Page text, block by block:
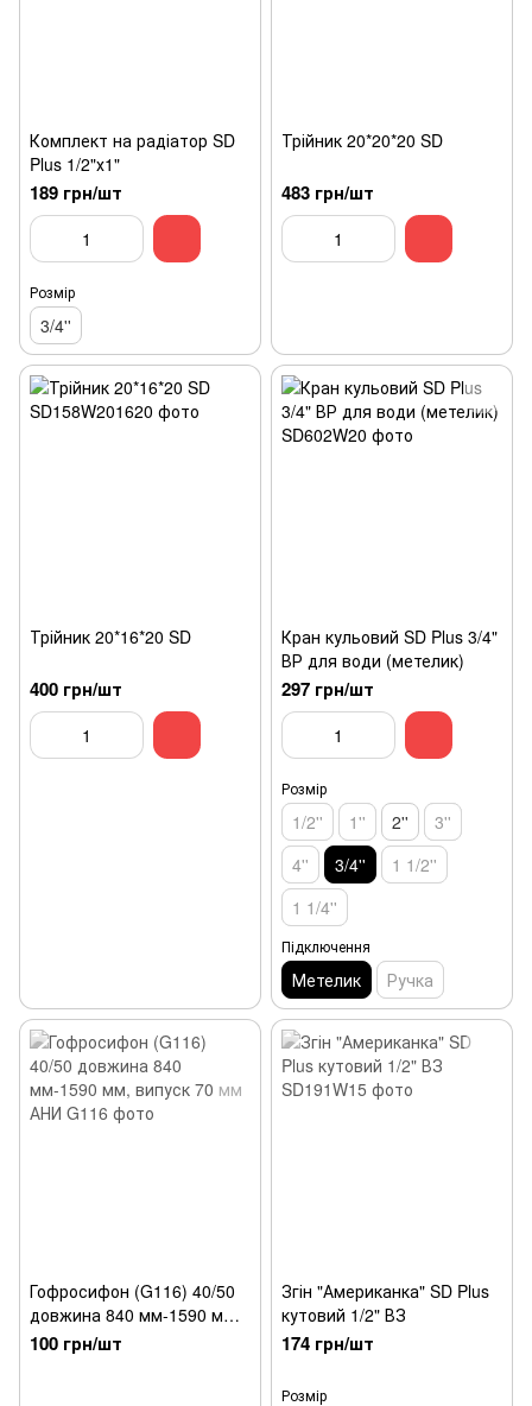
Комплект на радіатор SD
Plus 1/2"х1"
189 грн/шт
Розмір
3/4''
Трійник 20*20*20 SD
483 грн/шт
Трійник 20*16*20 SD
400 грн/шт
Кран кульовий SD Plus 3/4"
ВР для води (метелик)
297 грн/шт
Розмір
1/2'' 1'' 2''
3''
4''
3/4''
1 1/2''
1 1/4''
Підключення
Метелик Ручка
Гофросифон (G116) 40/50
довжина 840 мм-1590 мм,
випуск 70 мм АНИ
100 грн/шт
Згін "Американка" SD Plus
кутовий 1/2" ВЗ
174 грн/шт
Розмір